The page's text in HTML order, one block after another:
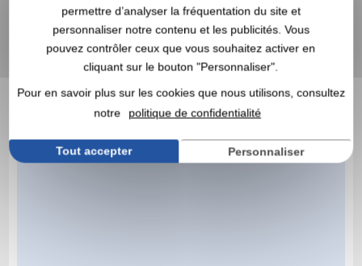
permettre d’analyser la fréquentation du site et
personnaliser notre contenu et les publicités. Vous
pouvez contrôler ceux que vous souhaitez activer en
cliquant sur le bouton "Personnaliser".
Pour en savoir plus sur les cookies que nous utilisons, consultez
notre
politique de confidentialité
Tout accepter Personnaliser